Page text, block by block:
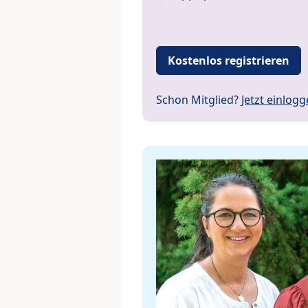
Kostenlos registrieren
Schon Mitglied? Jetzt